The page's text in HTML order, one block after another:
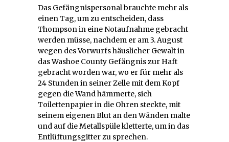
Das Gefängnispersonal brauchte mehr als
einen Tag, um zu entscheiden, dass
Thompson in eine Notaufnahme gebracht
werden müsse, nachdem er am 3. August
wegen des Vorwurfs häuslicher Gewalt in
das Washoe County Gefängnis zur Haft
gebracht worden war, wo er für mehr als
24 Stunden in seiner Zelle mit dem Kopf
gegen die Wand hämmerte, sich
Toilettenpapier in die Ohren steckte, mit
seinem eigenen Blut an den Wänden malte
und auf die Metallspüle kletterte, um in das
Entlüftungsgitter zu sprechen.